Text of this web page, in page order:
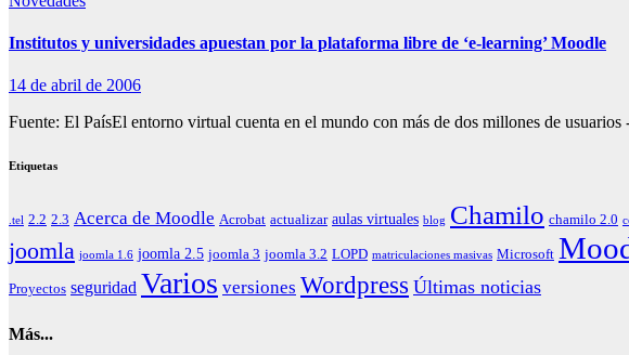
Institutos y universidades apuestan por la plataforma libre de ‘e-learning’ Moodle
14 de abril de 2006
Fuente: El PaísEl entorno virtual cuenta en el mundo con más de dos millones de
Etiquetas
.tel 2.2 2.3 Acerca de Moodle Acrobat actualizar aulas virtuales blog Chamilo chamilo 2.0
joomla joomla 1.6 joomla 2.5 joomla 3 joomla 3.2 LOPD matriculaciones masivas Microsoft
Proyectos seguridad Varios versiones Wordpress Últimas noticias
Más...